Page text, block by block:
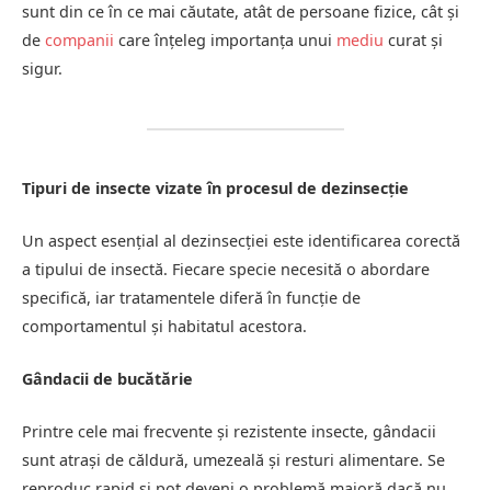
sunt din ce în ce mai căutate, atât de persoane fizice, cât și
de companii care înțeleg importanța unui mediu curat și
sigur.
Tipuri de insecte vizate în procesul de dezinsecție
Un aspect esențial al dezinsecției este identificarea corectă
a tipului de insectă. Fiecare specie necesită o abordare
specifică, iar tratamentele diferă în funcție de
comportamentul și habitatul acestora.
Gândacii de bucătărie
Printre cele mai frecvente și rezistente insecte, gândacii
sunt atrași de căldură, umezeală și resturi alimentare. Se